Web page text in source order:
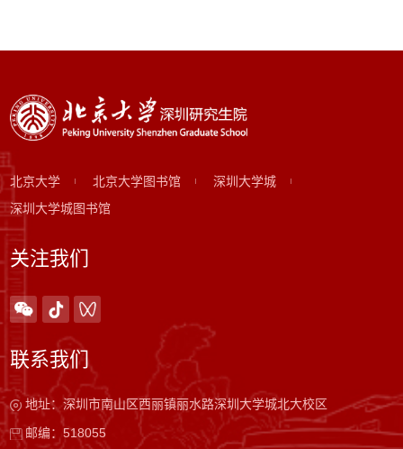
北京大学 北京大学图书馆
深圳大学城
深圳大学城图书馆
关注我们
联系我们
地址：深圳市南山区西丽镇丽水路深圳大学城北大校区
邮编：518055